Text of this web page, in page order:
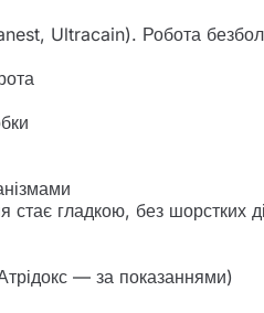
Ultracain). Робота
гладкою, без шорстких
— за показаннями)